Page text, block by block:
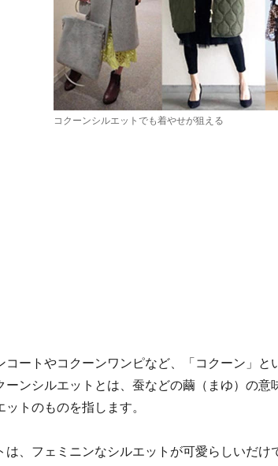
コクーンシルエットでも着やせが狙える
コートやコクーンワンピなど、「コクーン」と
ーンシルエットとは、蚕などの繭（まゆ）の意
トのものを指します。
は、フェミニンなシルエットが可愛らしいだ